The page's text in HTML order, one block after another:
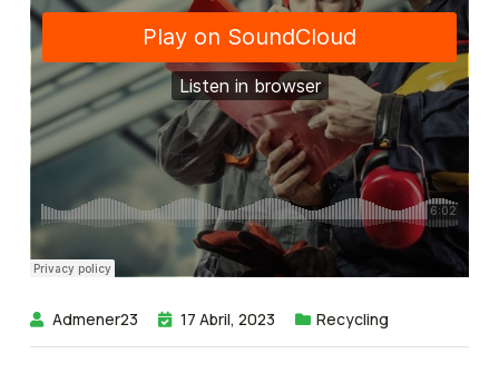
Admener23 17 Abril, 2023 Recycling